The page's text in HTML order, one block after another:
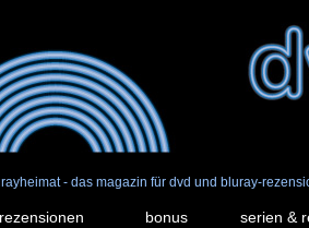
- das magazin für dvd und bluray-
rezensionen bonus serien &